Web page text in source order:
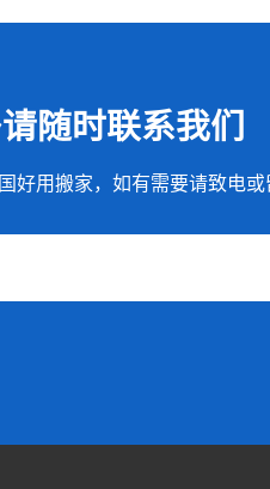
随时联系我们
好用搬家，如有需要请致电